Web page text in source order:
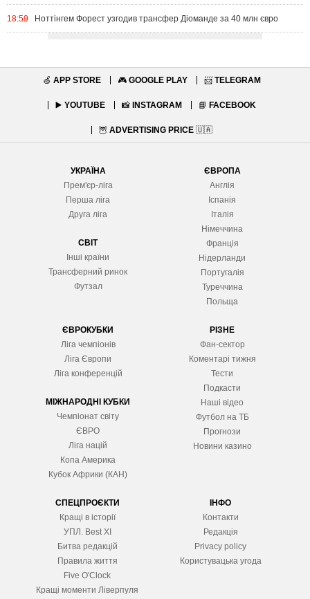
18:59 Ноттінгем Форест узгодив трансфер Діоманде за 40 млн євро
🍏 APP STORE 🎮 GOOGLE PLAY 📨 TELEGRAM
▶️ YOUTUBE 📸 INSTAGRAM 📘 FACEBOOK
🦉 ADVERTISING PRICE 🇺🇦
УКРАЇНА
Прем'єр-ліга
Перша ліга
Друга ліга
СВІТ
Інші країни
Трансферний ринок
Футзал
ЄВРОПА
Англія
Іспанія
Італія
Німеччина
Франція
Нідерланди
Португалія
Туреччина
Польща
ЄВРОКУБКИ
Ліга чемпіонів
Ліга Європи
Ліга конференцій
МІЖНАРОДНІ КУБКИ
Чемпіонат світу
ЄВРО
Ліга націй
Копа Америка
Кубок Африки (КАН)
РІЗНЕ
Фан-сектор
Коментарі тижня
Тести
Подкасти
Наші відео
Футбол на ТБ
Прогнози
Новини казино
СПЕЦПРОЄКТИ
Кращі в історії
УПЛ. Best XІ
Битва редакцій
Правила життя
Five O'Clock
Кращі моменти Ліверпуля
ІНФО
Контакти
Редакція
Privacy policy
Користувацька угода